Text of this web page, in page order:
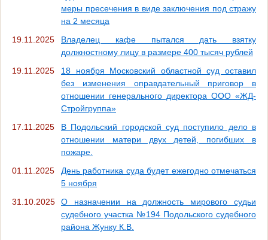
меры пресечения в виде заключения под стражу
на 2 месяца
19.11.2025
Владелец кафе пытался дать взятку
должностному лицу в размере 400 тысяч рублей
19.11.2025
18 ноября Московский областной суд оставил
без изменения оправдательный приговор в
отношении генерального директора ООО «ЖД-
Стройгруппа»
17.11.2025
В Подольский городской суд поступило дело в
отношении матери двух детей, погибших в
пожаре.
01.11.2025
День работника суда будет ежегодно отмечаться
5 ноября
31.10.2025
О назначении на должность мирового судьи
судебного участка №194 Подольского судебного
района Жунку К.В.